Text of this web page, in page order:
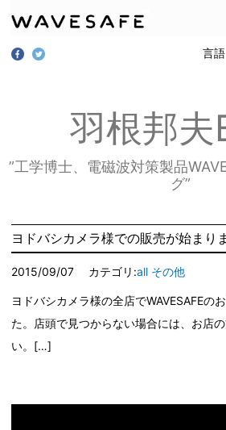
言語
羽根邦夫
”工学博士、電磁波対策製品
グ”
ヨドバシカメラ様での販売が始まり
2015/09/07 カテゴリ:all その他
ヨドバシカメラ様の全店でWAVESAFEの
た。店頭で見つからない場合には、お店
い。